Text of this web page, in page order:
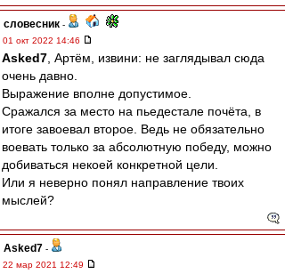
словесник -
01 окт 2022 14:46
Asked7 , Артём, извини: не заглядывал сюда
очень давно.
Выражение вполне допустимое.
Сражался за место на пьедестале почёта, в
итоге завоевал второе. Ведь не обязательно
воевать только за абсолютную победу, можно
добиваться некоей конкретной цели.
Или я неверно понял направление твоих
мыслей?
Asked7 -
22 мар 2021 12:49